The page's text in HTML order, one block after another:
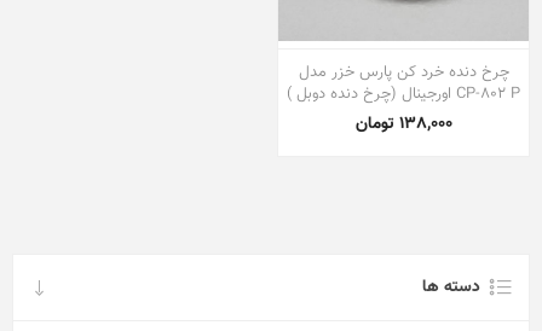
چرخ دنده خرد کن پارس خزر مدل
CP-802 P اورجینال (چرخ دنده دوبل )
138,000 تومان
دسته ها